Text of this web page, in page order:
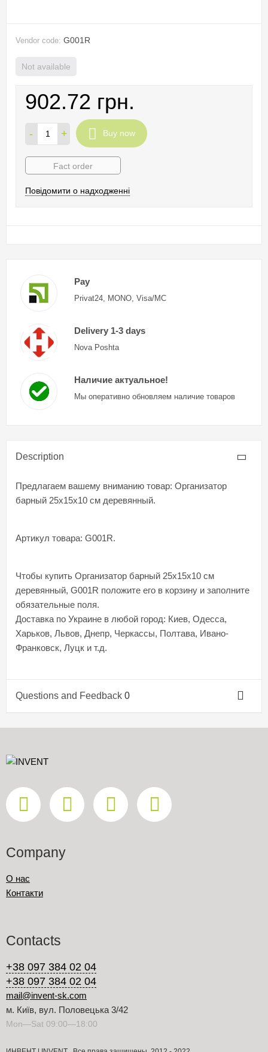
Vendor code: G001R
Not available
902.72 грн.
- + Buy now
Fact order
Повідомити о надходженні
Pay
Privat24, MONO, Visa/MC
Delivery 1-3 days
Nova Poshta
Наличие актуальное!
Мы оперативно обновляем наличие товаров
Description
Предлагаем вашему вниманию товар: Организатор
барный 25x15x10 см деревянный.
Артикул товара: G001R.
Чтобы купить Организатор барный 25x15x10 см
деревянный, G001R положите его в корзину и заполните
обязательные поля.
Доставка по Украине в любой город: Киев, Одесса,
Харьков, Львов, Днепр, Черкассы, Полтава, Ивано-
Франковск, Луцк и т.д.
Questions and Feedback 0
Company
О нас
Контакти
Contacts
+38 097 384 02 04
+38 097 384 02 04
mail@invent-sk.com
м. Київ, вул. Половецька 3/42
Mon—Sat 09:00—18:00